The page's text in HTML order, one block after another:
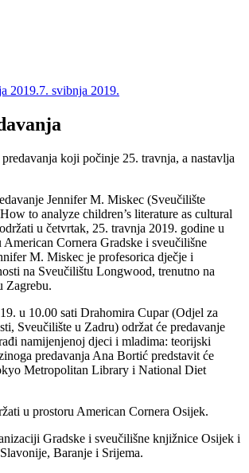
2019.7. svibnja 2019.
koji počinje 25. travnja, a nastavlja
Jennifer M. Miskec (Sveučilište
to analyze children’s literature as cultural
u četvrtak, 25. travnja 2019. godine u
American Cornera Gradske i sveučilišne
M. Miskec je profesorica dječje i
na Sveučilištu Longwood, trenutno na
Zagrebu.
u 10.00 sati Drahomira Cupar (Odjel za
Sveučilište u Zadru) održat će predavanje
namijenjenoj djeci i mladima: teorijski
predavanja Ana Bortić predstavit će
Metropolitan Library i National Diet
u prostoru American Cornera Osijek.
Gradske i sveučilišne knjižnice Osijek i
Baranje i Srijema.